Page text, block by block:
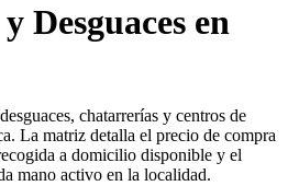
Desguaces en
chatarrerías y centros de
La matriz detalla el precio de compra
a domicilio disponible y el
mano activo en la localidad.